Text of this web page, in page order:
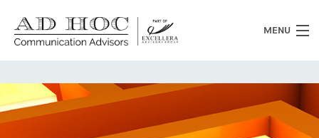
MENU
Chi siamo
Cosa facciamo